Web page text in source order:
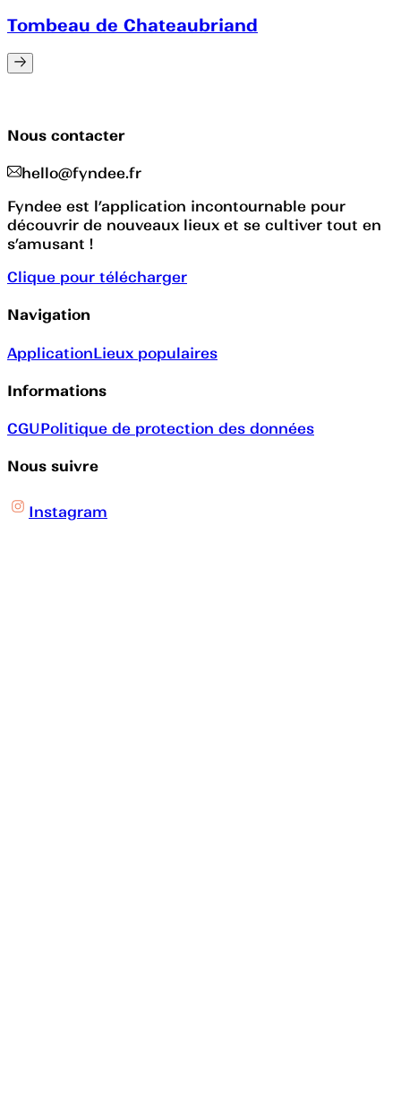
Tombeau de Chateaubriand
Nous contacter
hello@fyndee.fr
Fyndee est l’application incontournable pour
découvrir de nouveaux lieux et se cultiver tout en
s’amusant !
Clique pour télécharger
Navigation
ApplicationLieux populaires
Informations
CGUPolitique de protection des données
Nous suivre
Instagram